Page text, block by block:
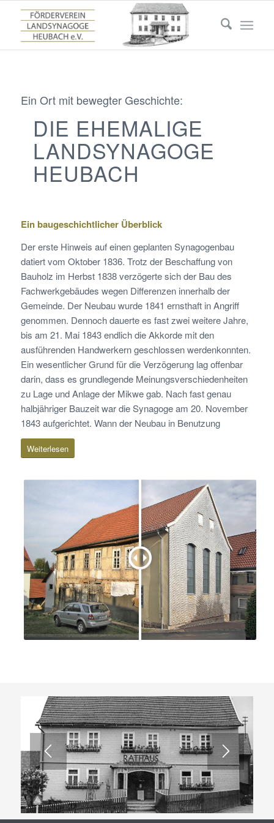
Ein Ort mit bewegter Geschichte:
DIE EHEMALIGE
LANDSYNAGOGE
HEUBACH
Ein baugeschichtlicher Überblick
Der erste Hinweis auf einen geplanten Synagogenbau
datiert vom Oktober 1836. Trotz der Beschaffung von
Bauholz im Herbst 1838 verzögerte sich der Bau des
Fachwerkgebäudes wegen Differenzen innerhalb der
Gemeinde. Der Neubau wurde 1841 ernsthaft in Angriff
genommen. Dennoch dauerte es fast zwei weitere Jahre,
bis am 21. Mai 1843 endlich die Akkorde mit den
ausführenden Handwerkern geschlossen werdenkonnten.
Ein wesentlicher Grund für die Verzögerung lag offenbar
darin, dass es grundlegende Meinungsverschiedenheiten
zu Lage und Anlage der Mikwe gab. Nach fast genau
halbjähriger Bauzeit war die Synagoge am 20. November
1843 aufgerichtet. Wann der Neubau in Benutzung
genommen werden konnte, ist nicht überliefert. Die Mikwe
war im März 1844 noch nicht fertig, wurde aber schon im
Synagoge mit Lehrerwohnung, Mikwe und Schulraum
genutzt, bis es im Jahr 1937 an die Gemeinde Heubach
Die Gemeinde Heubach baute das Gebäude zum
Rathaus und für Wohnzwecke um. Nach der
Gebietsreform und Eingemeindung Heubachs zur
Gemeinde Kalbach 1972 wurde das Rathaus überflüssig.
Angeblich versehentlich kaufte das Land Hessen das
Gebäude im Zuge des Ausbaus der Ortsdurchfahrt. In der
Mitte der 80er Jahre sollte das Gebäude nach Gießen
transloziert werden, was in den Jahren 1987 und
Fehlender Bauunterhalt verursachte erhebliche
Schädigungen, so dass im Jahr 1989/90 eine
Notsicherung des Gebäudes durchgeführt werden
musste. 1997 wurde es an eine Privatperson verkauft,
eine dem Gebäude angepasste Nutzung unterblieb
jedoch.
Erst im Jahr 2004 entschloss sich die Gemeinde Kalbach
auf Initiative der Oberkalbacher Pfarrerin Johanna Rau
Weiterlesen